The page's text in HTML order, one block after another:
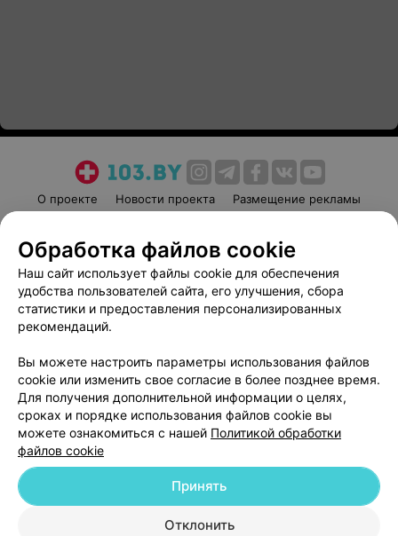
О проекте Новости проекта
Размещение рекламы
Пользовательское соглашение
Способы оплаты
Вакансии
Партнеры
Написать руководителю 103.by
Обработка персональных данных
© 2026 ООО «Артокс Лаб», УНП 191700409
| 220012, Республика Беларусь,
Обработка файлов cookie
Наш сайт использует файлы cookie для обеспечения
удобства пользователей сайта, его улучшения, сбора
статистики и предоставления персонализированных
рекомендаций.
Вы можете настроить параметры использования файлов
cookie или изменить свое согласие в более позднее время.
Для получения дополнительной информации о целях,
сроках и порядке использования файлов cookie вы
можете ознакомиться с нашей Политикой обработки
файлов cookie
Отклонить
Принять